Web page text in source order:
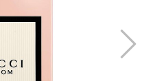
BAB2072EPE - Plattång